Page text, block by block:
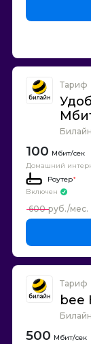
Тариф
Билайн
100
Домашний
Роутер*
Включен
600
Тариф
bee
Билайн
500